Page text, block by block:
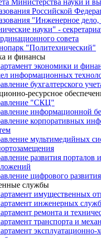
Российской
"Инженерное дело,
науки" -
совета
"Политехнический"
и финансы
экономики и
информационных
бухгалтерского
ресурсное
"СКЦ"
информационной
корпоративных
мультимедийных
развития порталов
цифрового
службы
имущественных
инженерных служб
ремонта и
транспорта и
эксплуатационно-